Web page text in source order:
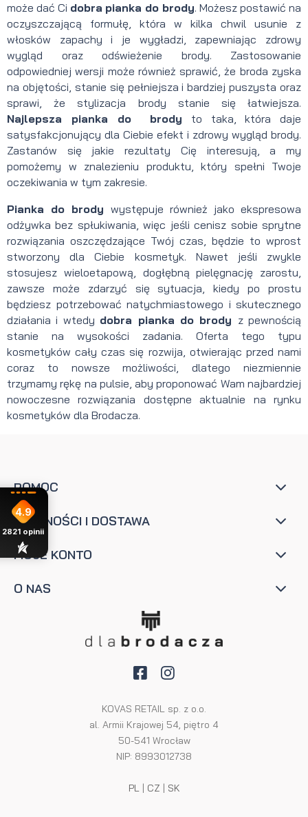
może dać Ci dobra pianka do brody. Możesz postawić na
oczyszczającą formułę, która w kilka chwil usunie z
włosków zapachy i je wygładzi, zapewniając zdrowy
wygląd oraz odświeżenie brody. Zastosowanie
odpowiedniej wersji może również sprawić, że broda zyska
na objętości, stanie się pełniejsza i bardziej puszysta oraz
sprawi, że stylizacja brody stanie się łatwiejsza.
Najlepsza pianka do brody to taka, która daje
satysfakcjonujący dla Ciebie efekt i zdrowy wygląd brody.
Zastanów się jakie rezultaty Cię interesują, a my
pomożemy w znalezieniu produktu, który spełni Twoje
oczekiwania w tym zakresie.
Pianka do brody występuje również jako ekspresowa
odżywka bez spłukiwania, więc jeśli cenisz sobie sprytne
rozwiązania oszczędzające Twój czas, będzie to wprost
stworzony dla Ciebie kosmetyk. Nawet jeśli zwykle
stosujesz wieloetapową, dogłębną pielęgnację zarostu,
zawsze może zdarzyć się sytuacja, kiedy po prostu
będziesz potrzebować natychmiastowego i skutecznego
działania i wtedy dobra pianka do brody z pewnością
stanie na wysokości zadania. Oferta tego typu
kosmetyków cały czas się rozwija, otwierając przed nami
coraz to nowsze możliwości, dlatego niezmiennie
trzymamy rękę na pulsie, aby proponować Wam najbardziej
nowoczesne rozwiązania dostępne aktualnie na rynku
kosmetyków dla Brodacza.
POMOC
PŁATNOŚCI I DOSTAWA
MOJE KONTO
O NAS
KOVAS RETAIL sp. z o.o.
al. Armii Krajowej 54, piętro 4
50-541 Wrocław
NIP: 8993012738
PL| CZ | SK
4.9
2821 opinii